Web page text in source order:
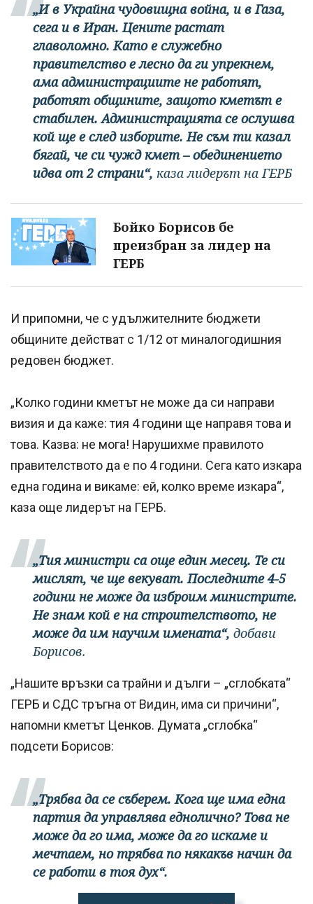
„И в Украйна чудовищна война, и в Газа,
сега и в Иран. Цените растат
главоломно. Като е служебно
правителство е лесно да ги упрекнем,
ама администрациите не работят,
работят общините, защото кметът е
стабилен. Администрацията се ослушва
кой ще е след изборите. Не съм ти казал
бягай, че си чужд кмет – обединението
идва от 2 страни“, каза лидерът на ГЕРБ
Бойко Борисов бе
преизбран за лидер на
ГЕРБ
И припомни, че с удължителните бюджети
общините действат с 1/12 от миналогодишния
редовен бюджет.
„Колко години кметът не може да си направи
визия и да каже: тия 4 години ще направя това и
това. Казва: не мога! Нарушихме правилото
правителството да е по 4 години. Сега като изкара
една година и викаме: ей, колко време изкара“,
каза още лидерът на ГЕРБ.
„Тия министри са още един месец. Те си
мислят, че ще векуват. Последните 4-5
години не може да изброим министрите.
Не знам кой е на строителството, не
може да им научим имената“, добави
Борисов.
„Нашите връзки са трайни и дълги – „сглобката“
ГЕРБ и СДС тръгна от Видин, има си причини“,
напомни кметът Ценков. Думата „сглобка“
подсети Борисов:
„Трябва да се съберем. Кога ще има една
партия да управлява еднолично? Това не
може да го има, може да го искаме и
мечтаем, но трябва по някакъв начин да
се работи в тоя дух“.